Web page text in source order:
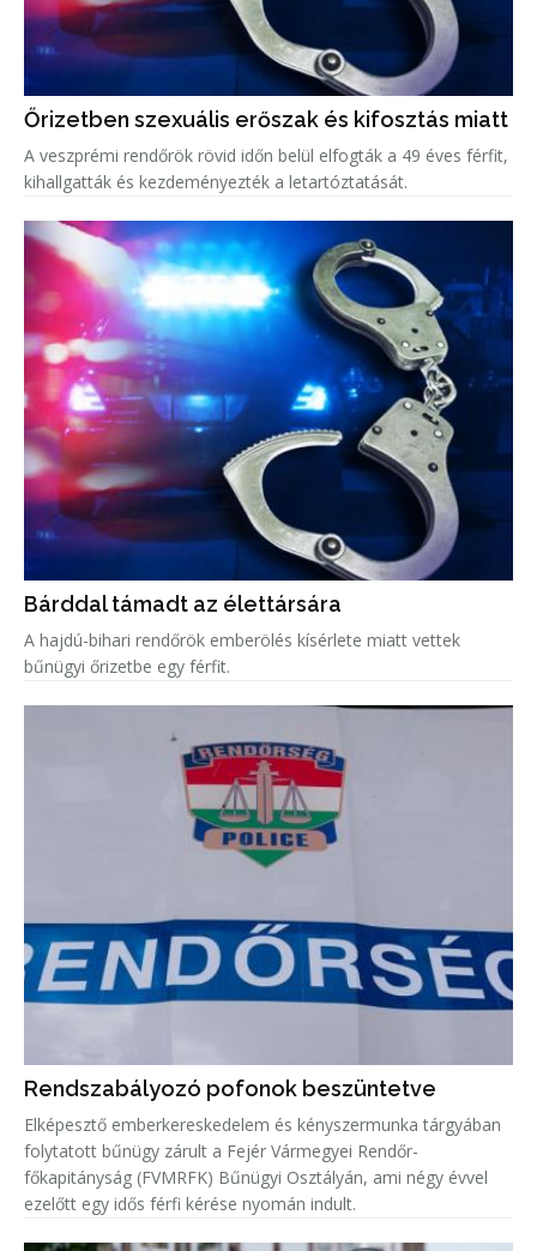
Őrizetben szexuális erőszak és kifosztás miatt
A veszprémi rendőrök rövid időn belül elfogták a 49 éves férfit,
kihallgatták és kezdeményezték a letartóztatását.
Bárddal támadt az élettársára
A hajdú-bihari rendőrök emberölés kísérlete miatt vettek
bűnügyi őrizetbe egy férfit.
Rendszabályozó pofonok beszüntetve
Elképesztő emberkereskedelem és kényszermunka tárgyában
folytatott bűnügy zárult a Fejér Vármegyei Rendőr-
főkapitányság (FVMRFK) Bűnügyi Osztályán, ami négy évvel
ezelőtt egy idős férfi kérése nyomán indult.